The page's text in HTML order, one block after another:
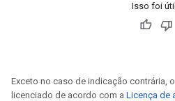
Isso foi
Exceto no caso de indicação contrária,
licenciado de acordo com a Licença de